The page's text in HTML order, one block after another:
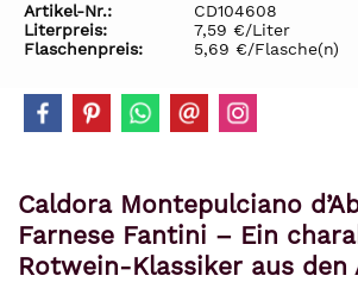
Artikel-Nr.:
CD104608
Literpreis:
7,59 €/Liter
Flaschenpreis:
5,69 €/Flasche(n)
Caldora Montepulciano
Farnese Fantini – Ein
Rotwein-Klassiker aus den